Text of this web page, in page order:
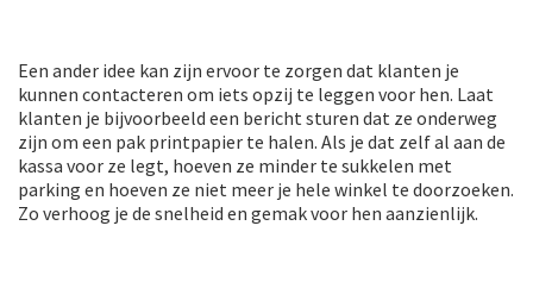
Een ander idee kan zijn ervoor te zorgen dat klanten je
kunnen contacteren om iets opzij te leggen voor hen. Laat
klanten je bijvoorbeeld een bericht sturen dat ze onderweg
zijn om een pak printpapier te halen. Als je dat zelf al aan de
kassa voor ze legt, hoeven ze minder te sukkelen met
parking en hoeven ze niet meer je hele winkel te doorzoeken.
Zo verhoog je de snelheid en gemak voor hen aanzienlijk.